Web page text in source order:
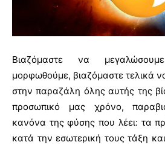
Βιαζόμαστε να
μορφωθούμε, βιαζόμαστε τελικά
στην παραζάλη όλης αυτής της
προσωπικό μας χρόνο,
κανόνα της φύσης που λέει: τα
κατά την εσωτερική τους τάξη